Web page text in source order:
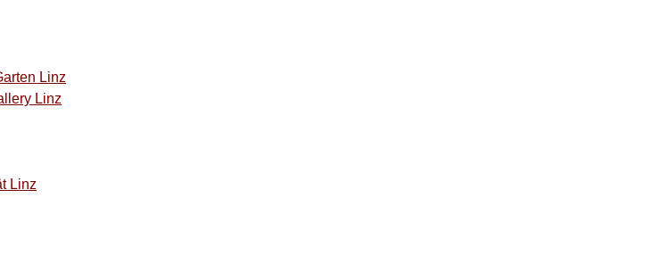
Linz
Linz
Linz